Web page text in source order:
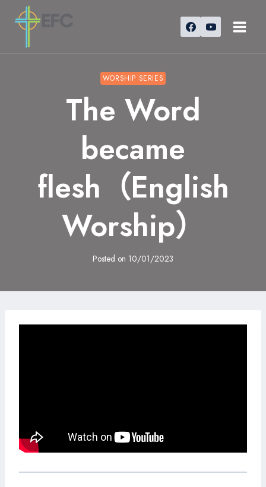
WORSHIP SERIES
The Word
became
flesh（English
Worship）
Posted on 10/01/2023